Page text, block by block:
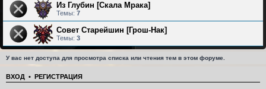
Из Глубин [Скала Мрака]
Темы: 7
Совет Старейшин [Грош-Нак]
Темы: 3
У вас нет доступа для просмотра списка или чтения тем в этом форуме.
ВХОД • РЕГИСТРАЦИЯ